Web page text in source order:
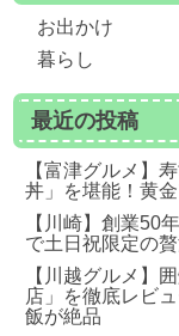
お出かけ
暮らし
最近の投稿
【富津グルメ】
丼」を堪能！黄
【川崎】創業50
で土日祝限定の
【川越グルメ】
店」を徹底レビ
飯が絶品